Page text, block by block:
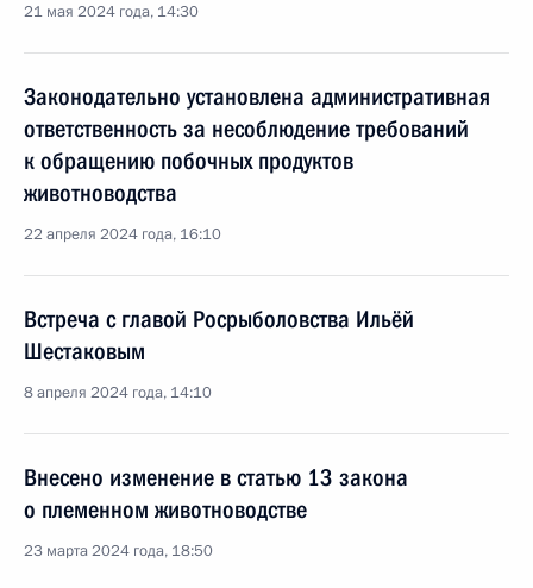
21 мая 2024 года, 14:30
Законодательно установлена административная
ответственность за несоблюдение требований
к обращению побочных продуктов
животноводства
22 апреля 2024 года, 16:10
Встреча с главой Росрыболовства Ильёй
Шестаковым
8 апреля 2024 года, 14:10
Внесено изменение в статью 13 закона
о племенном животноводстве
23 марта 2024 года, 18:50